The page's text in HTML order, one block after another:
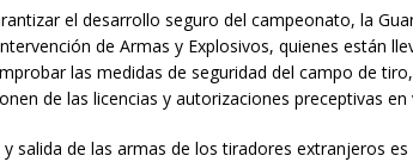
el desarrollo seguro del campeonato, la
de Armas y Explosivos, quienes están
las medidas de seguridad del campo de
de las licencias y autorizaciones preceptivas en
salida de las armas de los tiradores extranjeros